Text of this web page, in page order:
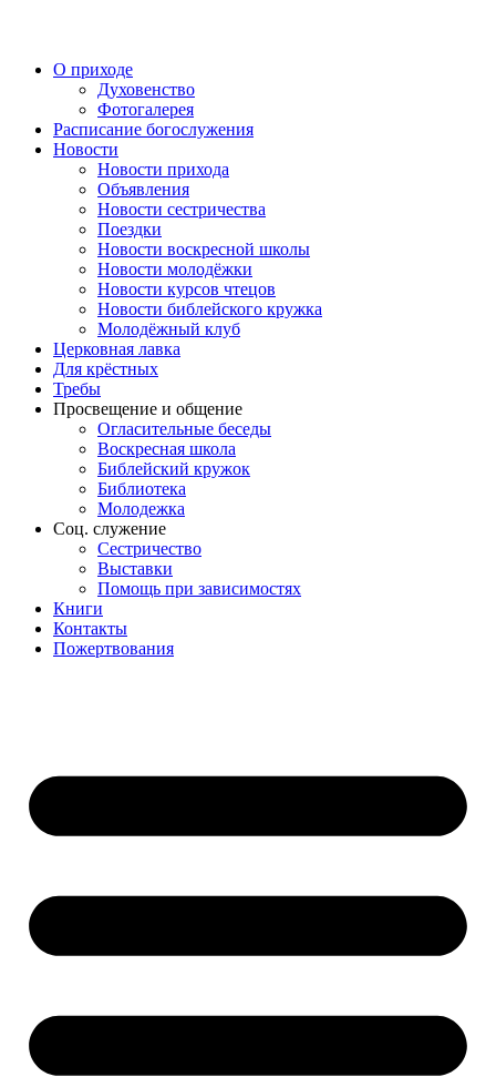
О приходе
Духовенство
Фотогалерея
Расписание богослужения
Новости
Новости прихода
Объявления
Новости сестричества
Поездки
Новости воскресной школы
Новости молодёжки
Новости курсов чтецов
Новости библейского кружка
Молодёжный клуб
Церковная лавка
Для крёстных
Требы
Просвещение и общение
Огласительные беседы
Воскресная школа
Библейский кружок
Библиотека
Молодежка
Соц. служение
Сестричество
Выставки
Помощь при зависимостях
Книги
Контакты
Пожертвования